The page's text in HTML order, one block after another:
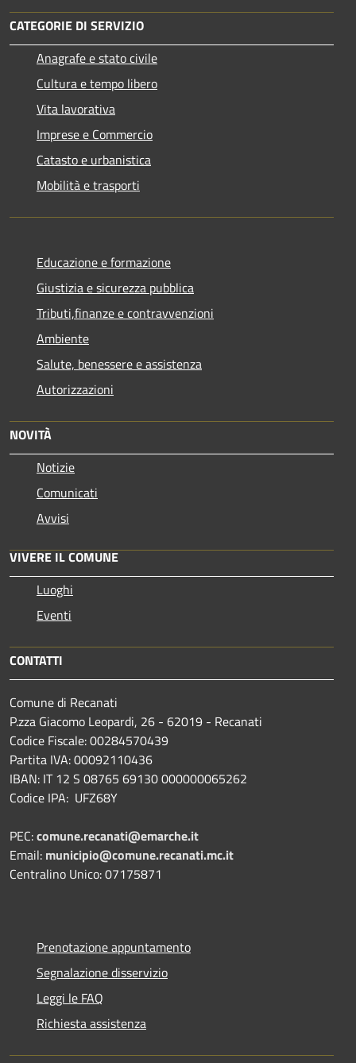
CATEGORIE DI SERVIZIO
Anagrafe e stato civile
Cultura e tempo libero
Vita lavorativa
Imprese e Commercio
Catasto e urbanistica
Mobilità e trasporti
Educazione e formazione
Giustizia e sicurezza pubblica
Tributi,finanze e contravvenzioni
Ambiente
Salute, benessere e assistenza
Autorizzazioni
NOVITÀ
Notizie
Comunicati
Avvisi
VIVERE IL COMUNE
Luoghi
Eventi
CONTATTI
Comune di Recanati
P.zza Giacomo Leopardi, 26 - 62019 - Recanati
Codice Fiscale: 00284570439
Partita IVA: 00092110436
IBAN: IT 12 S 08765 69130 000000065262
Codice IPA: UFZ68Y
PEC:comune.recanati@emarche.it
Email: municipio@comune.recanati.mc.it
Centralino Unico: 07175871
Prenotazione appuntamento
Segnalazione disservizio
Leggi le FAQ
Richiesta assistenza